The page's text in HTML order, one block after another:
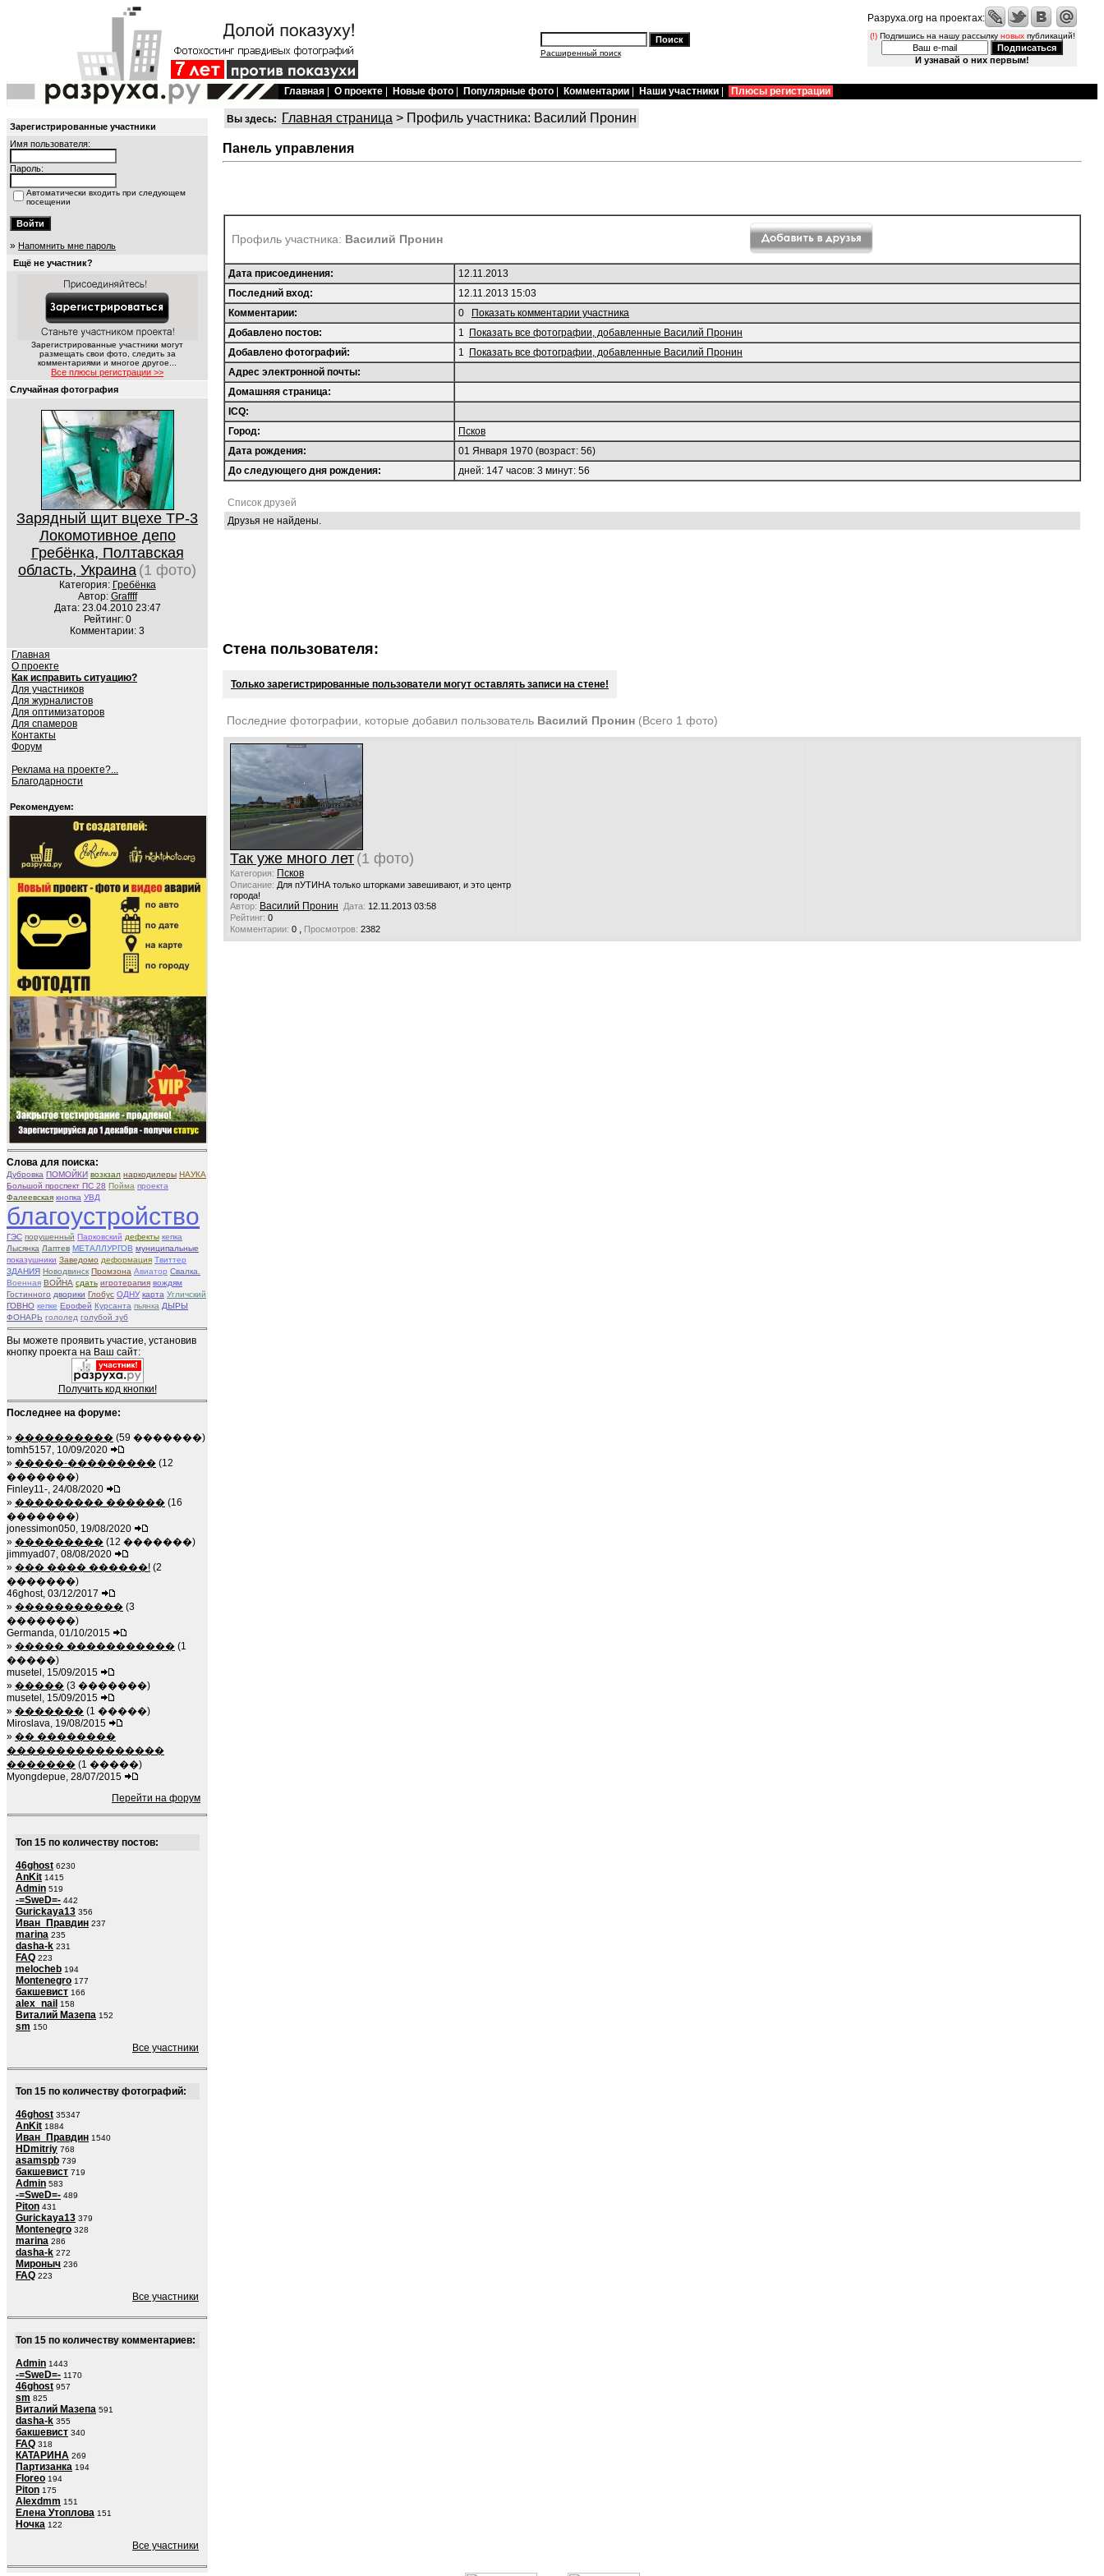
Расширенный поиск
Разруха.org на проектах:
(!)Подпишись на нашу рассылку новыхпубликаций!
И узнавай о них первым!
Главная О проекте Новые фото Популярные фото Комментарии Наши участники Плюсы регистрации
Зарегистрированные участники
Имя пользователя:
Пароль:
Автоматически входить при следующем
посещении
» Напомнить мне пароль
Ещё не участник?
Зарегистрированные участники могут
размещать свои фото, следить за
комментариями и многое другое...
Все плюсы регистрации >>
Случайная фотография
Зарядный щит вцехе ТР-3
Локомотивное депо
Гребёнка, Полтавская
область, Украина (1 фото)
Категория: Гребёнка
Автор: Graffff
Дата: 23.04.2010 23:47
Рейтинг: 0
Комментарии: 3
Главная
О проекте
Как исправить ситуацию?
Для участников
Для журналистов
Для оптимизаторов
Для спамеров
Контакты
Форум
Реклама на проекте?...
Благодарности
Рекомендуем:
Слова для поиска:
Дубровка ПОМОЙКИ возкзал наркодилеры НАУКА
Большой проспект ПС 28 Пойма проекта
Фалеевская кнопка УВД
благоустройство
ГЭС порушенный Парковский дефекты кепка
Лысянка Лаптев МЕТАЛЛУРГОВ муниципальные
показушники Заведомо деформация Твиттер
ЗДАНИЯ Новодвинск Промзона Авиатор Свалка.
Военная ВОЙНА сдать игротерапия вождям
Гостинного дворики Глобус ОДНУ карта Угличский
ГОВНО кепке Ерофей Курсанта пьянка ДЫРЫ
ФОНАРЬ гололед голубой зуб
Вы можете проявить участие, установив
кнопку проекта на Ваш сайт:
Получить код кнопки!
Последнее на форуме:
» ���������� (59 �������)
tomh5157, 10/09/2020
» �����-��������� (12
�������)
Finley11-, 24/08/2020
» ��������� ������ (16
�������)
jonessimon050, 19/08/2020
» ��������� (12 �������)
jimmyad07, 08/08/2020
» ��� ���� ������! (2
�������)
46ghost, 03/12/2017
» ����������� (3
�������)
Germanda, 01/10/2015
» ����� ����������� (1
�����)
musetel, 15/09/2015
» ����� (3 �������)
musetel, 15/09/2015
» ������� (1 �����)
Miroslava, 19/08/2015
» �� ��������
����������������
������� (1 �����)
Myongdepue, 28/07/2015
Перейти на форум
Топ 15 по количеству постов:
46ghost 6230
AnKit 1415
Admin 519
-=SweD=- 442
Gurickaya13 356
Иван_Правдин 237
marina 235
dasha-k 231
FAQ 223
melocheb 194
Montenegro 177
бакшевист 166
alex_nail 158
Виталий Мазепа 152
sm 150
Все участники
Топ 15 по количеству фотографий:
46ghost 35347
AnKit 1884
Иван_Правдин 1540
HDmitriy 768
asamspb 739
бакшевист 719
Admin 583
-=SweD=- 489
Piton 431
Gurickaya13 379
Montenegro 328
marina 286
dasha-k 272
Мироныч 236
FAQ 223
Все участники
Топ 15 по количеству комментариев:
Admin 1443
-=SweD=- 1170
46ghost 957
sm 825
Виталий Мазепа 591
dasha-k 355
бакшевист 340
FAQ 318
КАТАРИНА 269
Партизанка 194
Floreo 194
Piton 175
Alexdmm 151
Елена Утоплова 151
Ночка 122
Все участники
Вы здесь: Главная страница > Профиль участника: Василий Пронин
Панель управления
Профиль участника: Василий Пронин
Дата присоединения:
12.11.2013
Последний вход:
12.11.2013 15:03
Комментарии:
0
Показать комментарии участника
Добавлено постов:
1
Показать все фотографии, добавленные Василий Пронин
Добавлено фотографий:
1
Показать все фотографии, добавленные Василий Пронин
Адрес электронной почты:
Домашняя страница:
ICQ:
Город:
Псков
Дата рождения:
01 Января 1970 (возраст: 56)
До следующего дня рождения:
дней: 147 часов: 3 минут: 56
Список друзей
Друзья не найдены.
Стена пользователя:
Только зарегистрированные пользователи могут оставлять записи на стене!
Последние фотографии, которые добавил пользователь Василий Пронин (Всего 1 фото)
Так уже много лет (1 фото)
Категория: Псков
Описание: Для пУТИНА только шторками завешивают, и это центр
города!
Автор: Василий Пронин Дата: 12.11.2013 03:58
Рейтинг: 0
Комментарии: 0 , Просмотров: 2382